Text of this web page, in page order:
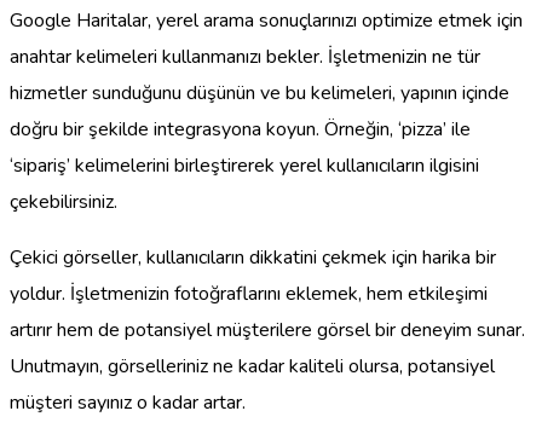
Google Haritalar, yerel arama sonuçlarınızı optimize etmek için
anahtar kelimeleri kullanmanızı bekler. İşletmenizin ne tür
hizmetler sunduğunu düşünün ve bu kelimeleri, yapının içinde
doğru bir şekilde integrasyona koyun. Örneğin, ‘pizza’ ile
‘sipariş’ kelimelerini birleştirerek yerel kullanıcıların ilgisini
çekebilirsiniz.
Çekici görseller, kullanıcıların dikkatini çekmek için harika bir
yoldur. İşletmenizin fotoğraflarını eklemek, hem etkileşimi
artırır hem de potansiyel müşterilere görsel bir deneyim sunar.
Unutmayın, görselleriniz ne kadar kaliteli olursa, potansiyel
müşteri sayınız o kadar artar.